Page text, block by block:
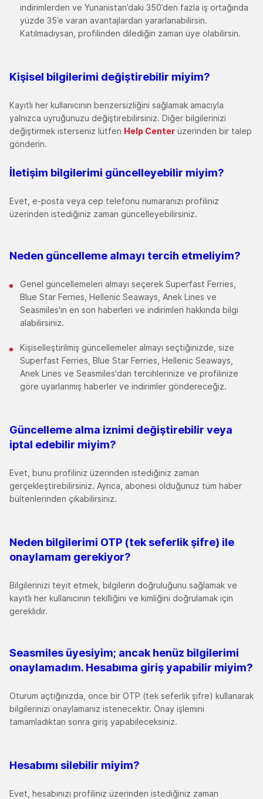
indirimlerden ve Yunanistan’daki 350’den fazla iş ortağında
yüzde 35’e varan avantajlardan yararlanabilirsin.
Katılmadıysan, profilinden dilediğin zaman üye olabilirsin.
Kişisel bilgilerimi değiştirebilir miyim?
Kayıtlı her kullanıcının benzersizliğini sağlamak amacıyla
yalnızca uyruğunuzu değiştirebilirsiniz. Diğer bilgilerinizi
değiştirmek isterseniz lütfen Help Center üzerinden bir talep
gönderin.
İletişim bilgilerimi güncelleyebilir miyim?
Evet, e-posta veya cep telefonu numaranızı profiliniz
üzerinden istediğiniz zaman güncelleyebilirsiniz.
Neden güncelleme almayı tercih etmeliyim?
Genel güncellemeleri almayı seçerek Superfast Ferries,
Blue Star Ferries, Hellenic Seaways, Anek Lines ve
Seasmiles'ın en son haberleri ve indirimleri hakkında bilgi
alabilirsiniz.
Kişiselleştirilmiş güncellemeler almayı seçtiğinizde, size
Superfast Ferries, Blue Star Ferries, Hellenic Seaways,
Anek Lines ve Seasmiles'dan tercihlerinize ve profilinize
göre uyarlanmış haberler ve indirimler göndereceğiz.
Güncelleme alma iznimi değiştirebilir veya
iptal edebilir miyim?
Evet, bunu profiliniz üzerinden istediğiniz zaman
gerçekleştirebilirsiniz. Ayrıca, abonesi olduğunuz tüm haber
bültenlerinden çıkabilirsiniz.
Neden bilgilerimi OTP (tek seferlik şifre) ile
onaylamam gerekiyor?
Bilgilerinizi teyit etmek, bilgilerin doğruluğunu sağlamak ve
kayıtlı her kullanıcının tekilliğini ve kimliğini doğrulamak için
gereklidir.
Seasmiles üyesiyim; ancak henüz bilgilerimi
onaylamadım. Hesabıma giriş yapabilir miyim?
Oturum açtığınızda, önce bir OTP (tek seferlik şifre) kullanarak
bilgilerinizi onaylamanız istenecektir. Onay işlemini
tamamladıktan sonra giriş yapabileceksiniz.
Hesabımı silebilir miyim?
Evet, hesabınızı profiliniz üzerinden istediğiniz zaman